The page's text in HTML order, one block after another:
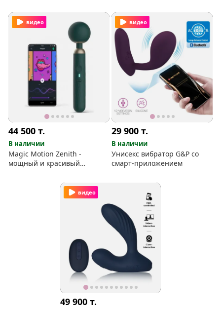
Apple Watch.
приложением
видео
44 500т.
В наличии
Magic Motion Zenith -
мощный и красивый
видео
29 900т.
В наличии
Унисекс вибратор G&P со
смарт-приложением
видео
49 900 т.